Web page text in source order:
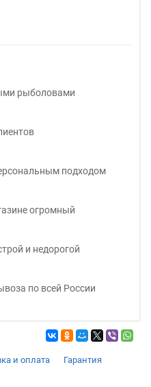
рыболовами
подходом
огромный
и недорогой
по всей России
и оплата Гарантия